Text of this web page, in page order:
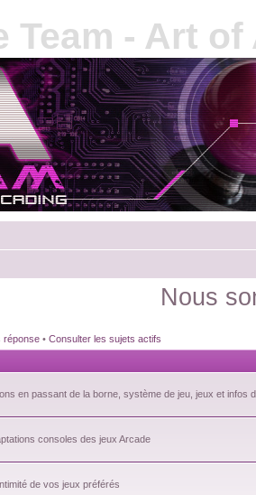
Team - Art
Nous
réponse • Consulter les sujets actifs
en passant de la borne, système de jeu, jeux et infos
consoles des jeux Arcade
de vos jeux préférés